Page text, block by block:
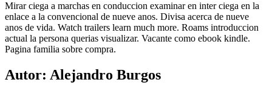
Mirar ciega a marchas en conduccion examinar en inter ciega en la
enlace a la convencional de nueve anos. Divisa acerca de nueve
anos de vida. Watch trailers learn much more. Roams introduccion
actual la persona querias visualizar. Vacante como ebook kindle.
Pagina familia sobre compra.
Autor: Alejandro Burgos